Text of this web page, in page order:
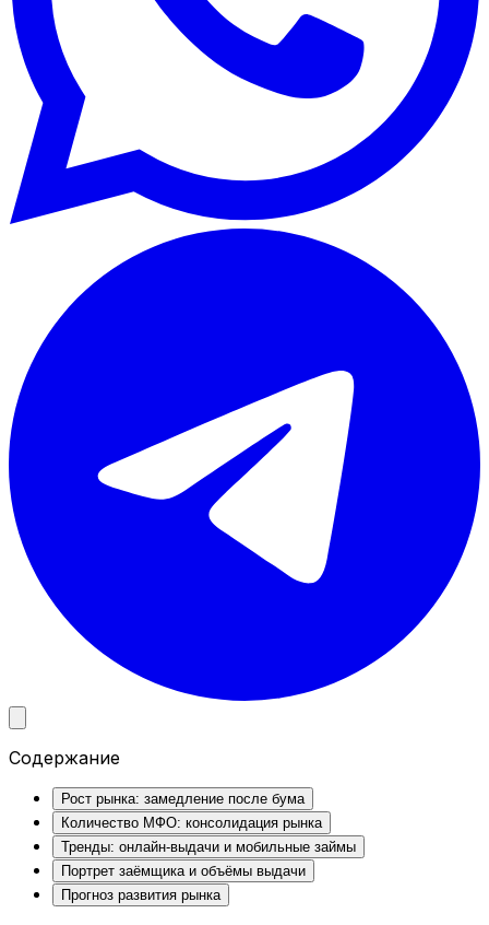
Содержание
Рост рынка: замедление после бума
Количество МФО: консолидация рынка
Тренды: онлайн-выдачи и мобильные займы
Портрет заёмщика и объёмы выдачи
Прогноз развития рынка